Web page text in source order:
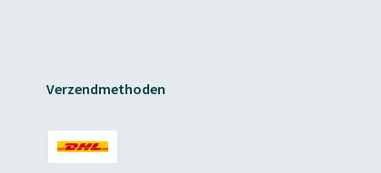
Verzendmethoden